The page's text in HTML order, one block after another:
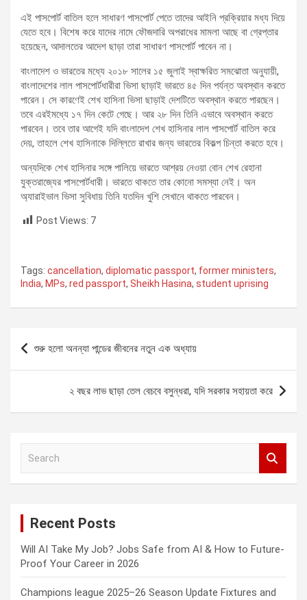
এই পাসপোর্ট বাতিল হলে সাধারণ পাসপোর্ট পেতে তাদের আইনি প্রক্রিয়ার মধ্য দিয়ে
যেতে হবে। বিশেষ করে যাদের নামে ফৌজদারি অপরাধের মামলা আছে বা গ্রেপ্তার
হয়েছেন, আদালতের আদেশ ছাড়া তারা সাধারণ পাসপোর্ট পাবেন না।
বাংলাদেশ ও ভারতের মধ্যে ২০১৮ সালের ১৫ জুলাই স্বাক্ষরিত সমঝোতা অনুযায়ী,
বাংলাদেশের লাল পাসপোর্টধারীরা ভিসা ছাড়াই ভারতে ৪৫ দিন পর্যন্ত অবস্থান করতে
পারেন। সে কারণেই শেখ হাসিনা ভিসা ছাড়াই দেশটিতে অবস্থান করতে পারছেন।
তবে এরইমধ্যে ১৭ দিন কেটে গেছে। আর ২৮ দিন তিনি এভাবে অবস্থান করতে
পারবেন। তবে তার আগেই যদি বাংলাদেশ শেখ হাসিনার লাল পাসপোর্ট বাতিল করে
দেয়, তাহলে শেখ হাসিনাকে দিল্লিতে রাখার জন্য ভারতের বিকল্প চিন্তা করতে হবে।
অন্যদিকে শেখ হাসিনার সঙ্গে পালিয়ে ভারতে আশ্রয় নেওয়া বোন শেখ রেহানা
যুক্তরাজ্যের পাসপোর্টধারী। ভারতে থাকতে তার কোনো সমস্যা নেই। অন
অ্যারাইভাল ভিসা সুবিধায় তিনি যতদিন খুশি সেখানে থাকতে পারবেন।
Post Views: 7
Tags: cancellation, diplomatic passport, former ministers,
India, MPs, red passport, Sheikh Hasina, student uprising
Post
navigation
শুরু হলো অনন্যা পান্ডের জীবনের নতুন এক অধ্যায়
২ বছর লাভ ছাড়া তেল বেচবে বসুন্ধরা, যদি সরকার সহায়তা করে
Recent Posts
Will AI Take My Job? Jobs Safe from AI & How to Future-
Proof Your Career in 2026
Champions league 2025–26 Season Update Fixtures and